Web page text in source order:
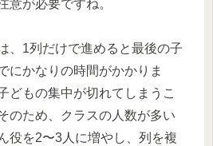
意が必要ですね。
、1列だけで進めると最後の子
にかなりの時間がかかりま
どもの集中が切れてしまうこ
のため、クラスの人数が多い
役を2〜3人に増やし、列を複